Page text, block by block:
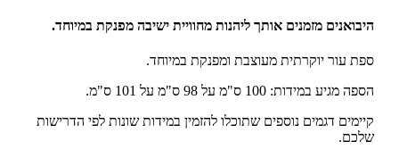
היבואנים מזמנים אותך ליהנות מחוויית ישיבה מפנקת במיוחד.
ספת עור יוקרתית מעוצבת ומפנקת במיוחד.
הספה מגיע במידות: 100 ס"מ על 98 ס"מ על 101 ס"מ.
קיימים דגמים נוספים שתוכלו להזמין במידות שונות לפי הדרישות
שלכם.